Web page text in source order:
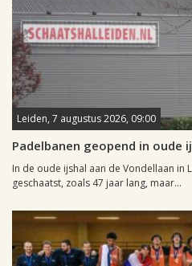
Leiden, 7 augustus 2026, 09:00
Padelbanen geopend in oude
In de oude ijshal aan de Vondellaan
geschaatst, zoals 47 jaar lang, maar...